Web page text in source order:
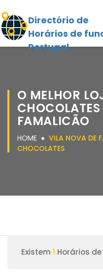
Directório de
Horários de
Portugal
O MELHOR
FAMALICÃO
HOME VILA NOVA DE
CHOCOLATES
Existem 1 Horários